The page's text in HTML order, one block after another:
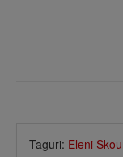
Taguri: Eleni